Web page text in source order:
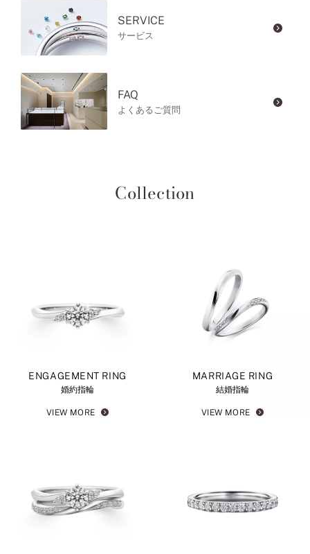
SERVICE
サービス
FAQ
よくあるご質問
Collection
ENGAGEMENT RING
婚約指輪
VIEW MORE
MARRIAGE RING
結婚指輪
VIEW MORE